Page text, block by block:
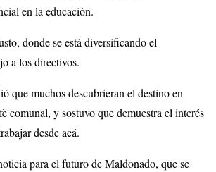
en la educación.
donde se está diversificando el
a los directivos.
que muchos descubrieran el destino en
comunal, y sostuvo que demuestra el interés
desde acá.
para el futuro de Maldonado, que se